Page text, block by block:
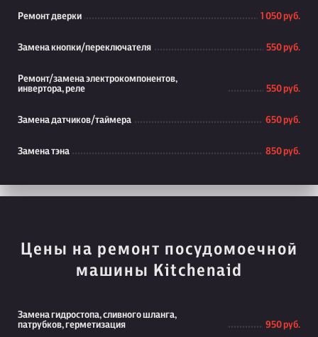
Ремонт дверки 1 050 руб.
Замена кнопки/переключателя 550 руб.
Ремонт/замена электрокомпонентов,
инвертора, реле
550 руб.
Замена датчиков/таймера 650 руб.
Замена тэна 850 руб.
Цены на ремонт посудомоечной
машины Kitchenaid
Замена гидростопа, сливного шланга,
патрубков, герметизация
950 руб.